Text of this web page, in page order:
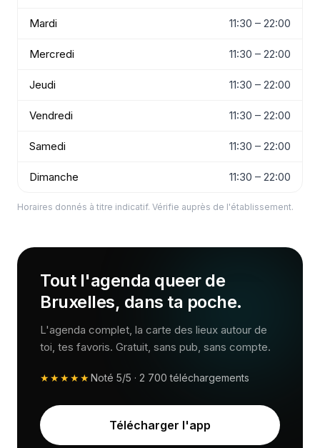
Mardi 11:30 – 22:00
Mercredi 11:30 – 22:00
Jeudi 11:30 – 22:00
Vendredi 11:30 – 22:00
Samedi 11:30 – 22:00
Dimanche 11:30 – 22:00
Horaires donnés à titre indicatif. Vérifie auprès de l'établissement.
Tout l'agenda queer de
Bruxelles, dans ta poche.
L'agenda complet, la carte des lieux autour de
toi, tes favoris. Gratuit, sans pub, sans compte.
★★★★★Noté 5/5 · 2 700 téléchargements
Télécharger l'app